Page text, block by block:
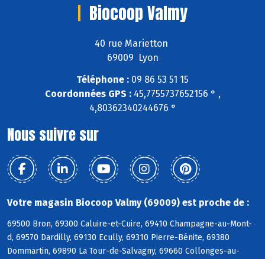
Biocoop Valmy
40 rue Marietton
69009 Lyon
Téléphone : 09 86 53 51 15
Coordonnées GPS :45,7755737652156 ° ,
4,80362340244676 °
Nous suivre sur
Votre magasin Biocoop Valmy (69009) est proche de :
69500 Bron, 69300 Caluire-et-Cuire, 69410 Champagne-au-Mont-
d, 69570 Dardilly, 69130 Ecully, 69310 Pierre-Bénite, 69380
Dommartin, 69890 La Tour-de-Salvagny, 69660 Collonges-au-